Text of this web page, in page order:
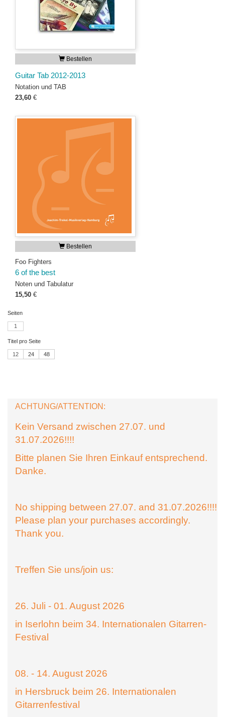
Bestellen
Guitar Tab 2012-2013
Notation und TAB
23,60 €
Bestellen
Foo Fighters
6 of the best
Noten und Tabulatur
15,50 €
Seiten
1
Titel pro Seite
12 24 48
ACHTUNG/ATTENTION:
Kein Versand zwischen 27.07. und
31.07.2026!!!!
Bitte planen Sie Ihren Einkauf entsprechend.
Danke.
No shipping between 27.07. and 31.07.2026!!!!
Please plan your purchases accordingly.
Thank you.
Treffen Sie uns/join us:
26. Juli - 01. August 2026
in Iserlohn beim 34. Internationalen Gitarren-
Festival
08. - 14. August 2026
in Hersbruck beim 26. Internationalen
Gitarrenfestival